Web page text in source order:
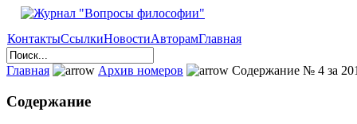
КонтактыСсылкиНовостиАвторамГлавная
Главная Архив номеров Содержание № 4 за
Содержание